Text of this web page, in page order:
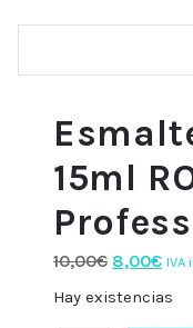
15ml
10,00€ El
precio
8,00€ElIVA
Hay existencias